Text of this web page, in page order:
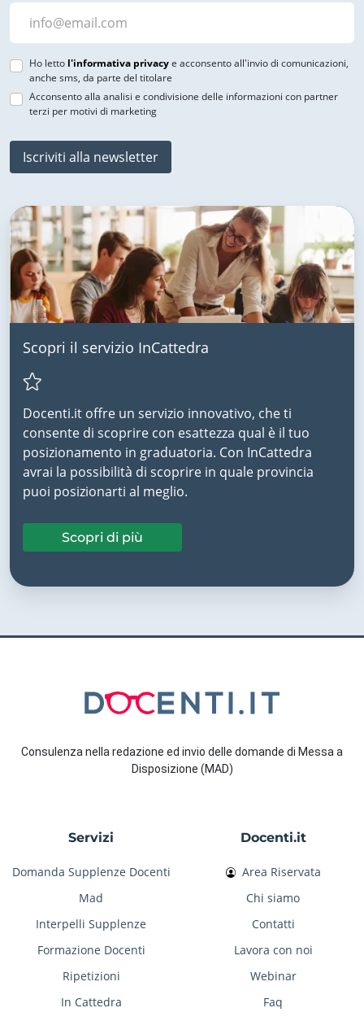
Ho letto l'informativa privacye acconsento all'invio di comunicazioni,
anche sms, da parte del titolare
Acconsento alla analisi e condivisione delle informazioni con partner
terzi per motivi di marketing
Iscriviti alla newsletter
Scopri il servizio InCattedra
Docenti.it offre un servizio innovativo, che ti
consente di scoprire con esattezza qual è il tuo
posizionamento in graduatoria. Con InCattedra
avrai la possibilità di scoprire in quale provincia
puoi posizionarti al meglio.
Scopri di più
Consulenza nella redazione ed invio delle domande di Messa a
Disposizione (MAD)
Servizi
Domanda Supplenze Docenti
Mad
Interpelli Supplenze
Formazione Docenti
Ripetizioni
In Cattedra
Docenti.it
Area Riservata
Chi siamo
Contatti
Lavora con noi
Webinar
Faq